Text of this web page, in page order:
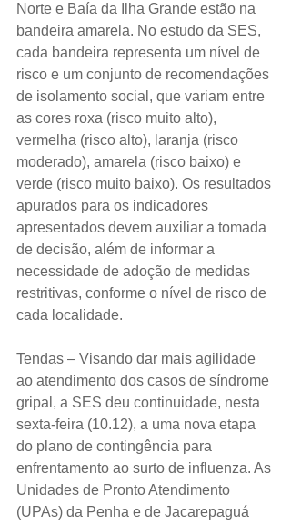
Norte e Baía da Ilha Grande estão na
bandeira amarela. No estudo da SES,
cada bandeira representa um nível de
risco e um conjunto de recomendações
de isolamento social, que variam entre
as cores roxa (risco muito alto),
vermelha (risco alto), laranja (risco
moderado), amarela (risco baixo) e
verde (risco muito baixo). Os resultados
apurados para os indicadores
apresentados devem auxiliar a tomada
de decisão, além de informar a
necessidade de adoção de medidas
restritivas, conforme o nível de risco de
cada localidade.
Tendas – Visando dar mais agilidade
ao atendimento dos casos de síndrome
gripal, a SES deu continuidade, nesta
sexta-feira (10.12), a uma nova etapa
do plano de contingência para
enfrentamento ao surto de influenza. As
Unidades de Pronto Atendimento
(UPAs) da Penha e de Jacarepaguá